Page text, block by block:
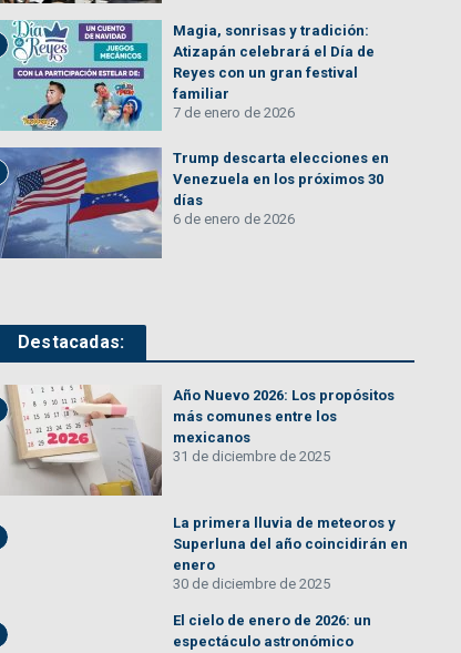
Magia, sonrisas y tradición:
Atizapán celebrará el Día de
Reyes con un gran festival
familiar
7 de enero de 2026
Trump descarta elecciones en
Venezuela en los próximos 30
días
6 de enero de 2026
Destacadas:
Año Nuevo 2026: Los propósitos
más comunes entre los
mexicanos
31 de diciembre de 2025
La primera lluvia de meteoros y
Superluna del año coincidirán en
enero
30 de diciembre de 2025
El cielo de enero de 2026: un
espectáculo astronómico